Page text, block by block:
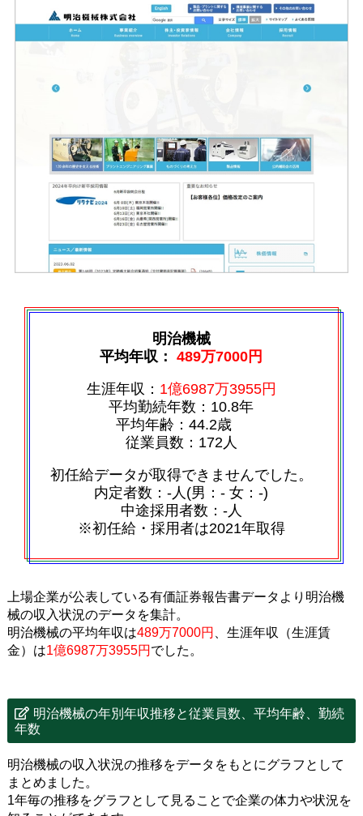
明治機械
平均年収：489万7000円
生涯年収： 1億6987万3955円
平均勤続年数：10.8年
平均年齢：44.2歳
従業員数：172人
初任給データが取得できませんでした。
内定者数：‐人(男：‐ 女：‐)
中途採用者数：‐人
※初任給・採用者は2021年取得
上場企業が公表している有価証券報告書データより明治機
械の収入状況のデータを集計。
明治機械の平均年収は489万7000円
、生涯年収（生涯賃
金）は1億6987万3955円 でした。
明治機械の年別年収推移と従業員数、平均年齢、勤続
年数
明治機械の収入状況の推移をデータをもとにグラフとして
まとめました。
1年毎の推移をグラフとして見ることで企業の体力や状況を